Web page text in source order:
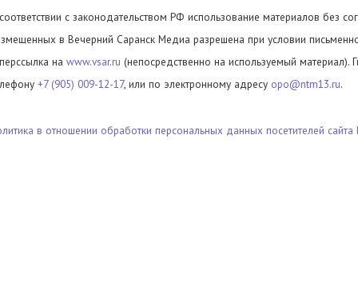
с законодательством РФ использование материалов без
в Вечерний Саранск Медиа разрешена при условии
на www.vsar.ru (непосредственно на используемый материал).
+7 (905) 009-12-17, или по электронному адресу opo@ntm13.ru.
в отношении обработки персональных данных посетителей